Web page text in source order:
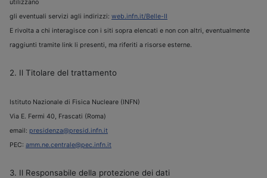
utilizzano
gli eventuali servizi agli indirizzi: web.infn.it/Belle-II
E rivolta a chi interagisce con i siti sopra elencati e non con altri, eventualmente
raggiunti tramite link li presenti, ma riferiti a risorse esterne.
2. Il Titolare del trattamento
Istituto Nazionale di Fisica Nucleare (INFN)
Via E. Fermi 40, Frascati (Roma)
email: presidenza@presid.infn.it
PEC: amm.ne.centrale@pec.infn.it
3. Il Responsabile della protezione dei dati